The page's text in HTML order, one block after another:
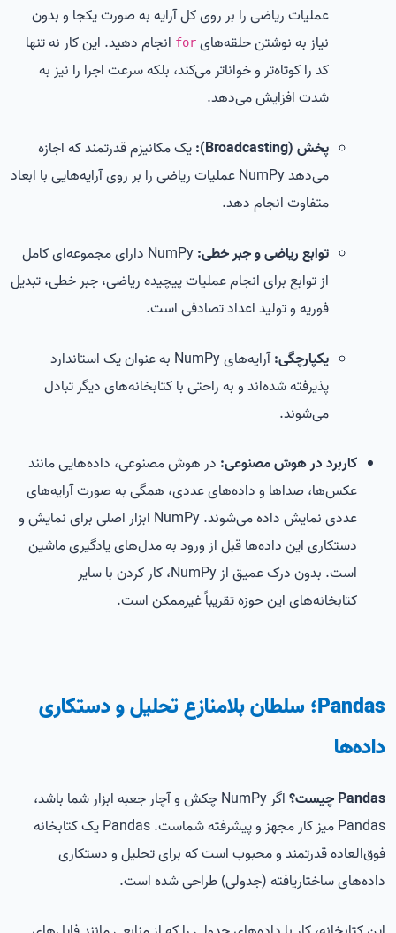
عملیات ریاضی را بر روی کل آرایه به صورت یکجا و بدون
نیاز به نوشتن حلقه‌های for انجام دهید. این کار نه تنها
کد را کوتاه‌تر و خواناتر می‌کند، بلکه سرعت اجرا را نیز به
شدت افزایش می‌دهد.
پخش (Broadcasting):
یک مکانیزم قدرتمند که اجازه
می‌دهد NumPy عملیات ریاضی را بر روی آرایه‌هایی با ابعاد
متفاوت انجام دهد.
توابع ریاضی و جبر خطی:
NumPy دارای مجموعه‌ای کامل
از توابع برای انجام عملیات پیچیده ریاضی، جبر خطی، تبدیل
فوریه و تولید اعداد تصادفی است.
یکپارچگی:
آرایه‌های NumPy به عنوان یک استاندارد
پذیرفته شده‌اند و به راحتی با کتابخانه‌های دیگر تبادل
می‌شوند.
کاربرد در هوش مصنوعی: در هوش مصنوعی، داده‌هایی مانند
عکس‌ها، صداها و داده‌های عددی، همگی به صورت آرایه‌های
عددی نمایش داده می‌شوند. NumPy ابزار اصلی برای نمایش و
دستکاری این داده‌ها قبل از ورود به مدل‌های یادگیری ماشین
است. بدون درک عمیق از NumPy، کار کردن با سایر
کتابخانه‌های این حوزه تقریباً غیرممکن است.
Pandas؛ سلطان بلامنازع تحلیل و دستکاری
داده‌ها
Pandas چیست؟
اگر NumPy چکش و آچار جعبه ابزار شما باشد،
Pandas میز کار مجهز و پیشرفته شماست. Pandas یک کتابخانه
فوق‌العاده قدرتمند و محبوب است که برای تحلیل و دستکاری
داده‌های ساختاریافته (جدولی) طراحی شده است.